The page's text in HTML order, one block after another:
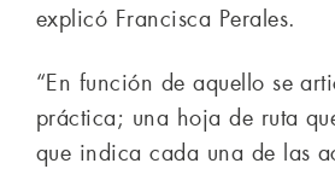
explicó Francisca Perales.
“En función de aquello se
práctica; una hoja de ruta
que indica cada una de las